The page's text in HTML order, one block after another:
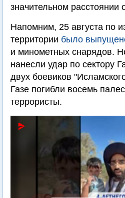
значительном расстоянии
Напомним, 25 августа по
территории было
и минометных снарядов.
нанесли удар по сектору
двух боевиков
Газе погибли восемь
террористы.